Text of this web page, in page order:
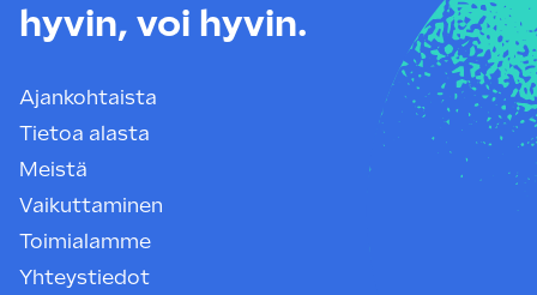
hyvin, voi hyvin.
Ajankohtaista
Tietoa alasta
Meistä
Vaikuttaminen
Toimialamme
Yhteystiedot